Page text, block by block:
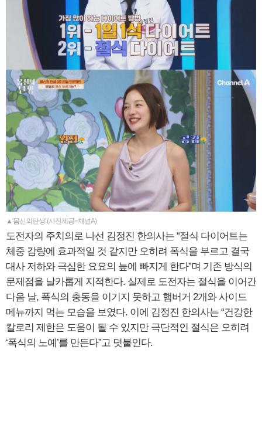
▲'몸신의탄생' (사진제공=채널A)
도전자의 주치의로 나선 김정진 한의사는 “절식 다이어트는
체중 감량에 효과적일 것 같지만 오히려 폭식을 부르고 결국
대사 저하와 극심한 요요의 늪에 빠지게 한다”며 기존 방식의
문제점을 날카롭게 지적한다. 실제로 도전자는 절식을 이어간
다음 날, 폭식의 충동을 이기지 못하고 햄버거 2개와 사이드
메뉴까지 먹는 모습을 보였다. 이에 김정진 한의사는 “건강한
칼로리 제한은 도움이 될 수 있지만 극단적인 절식은 오히려
‘폭식의 노예’를 만든다”고 덧붙인다.